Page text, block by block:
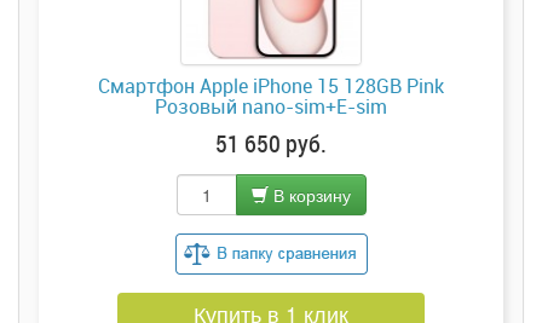
Смартфон Apple iPhone 15 128GB Pink
Розовый nano-sim+E-sim
51 650 руб.
В корзину
Купить в 1 клик